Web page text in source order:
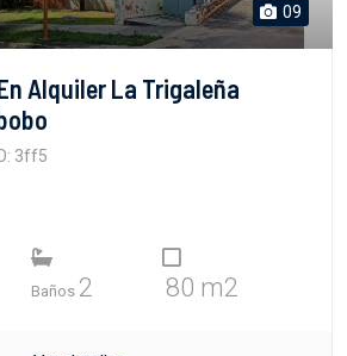
09
Alquiler La Trigaleña
3ff5
Baños 2 80 m2